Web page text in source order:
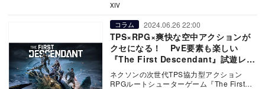
XIV
コラム 2024.06.26 22:00
TPS×RPG×爽快な空中アクションが
クセになる！ PvE要素も楽しい
『The First Descendant』試遊レポ
ート
ネクソンの次世代TPS協力型アクション
RPGルートシューターゲーム『The First